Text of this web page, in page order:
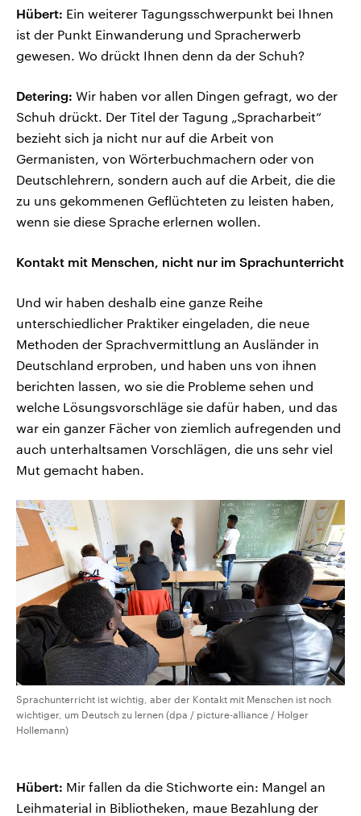
Hübert: Ein weiterer Tagungsschwerpunkt bei Ihnen
ist der Punkt Einwanderung und Spracherwerb
gewesen. Wo drückt Ihnen denn da der Schuh?
Detering: Wir haben vor allen Dingen gefragt, wo der
Schuh drückt. Der Titel der Tagung „Spracharbeit“
bezieht sich ja nicht nur auf die Arbeit von
Germanisten, von Wörterbuchmachern oder von
Deutschlehrern, sondern auch auf die Arbeit, die die
zu uns gekommenen Geflüchteten zu leisten haben,
wenn sie diese Sprache erlernen wollen.
Kontakt mit Menschen, nicht nur im Sprachunterricht
Und wir haben deshalb eine ganze Reihe
unterschiedlicher Praktiker eingeladen, die neue
Methoden der Sprachvermittlung an Ausländer in
Deutschland erproben, und haben uns von ihnen
berichten lassen, wo sie die Probleme sehen und
welche Lösungsvorschläge sie dafür haben, und das
war ein ganzer Fächer von ziemlich aufregenden und
auch unterhaltsamen Vorschlägen, die uns sehr viel
Mut gemacht haben.
Sprachunterricht ist wichtig, aber der Kontakt mit Menschen ist noch
wichtiger, um Deutsch zu lernen (dpa / picture-alliance / Holger
Hollemann)
Hübert: Mir fallen da die Stichworte ein: Mangel an
Leihmaterial in Bibliotheken, maue Bezahlung der